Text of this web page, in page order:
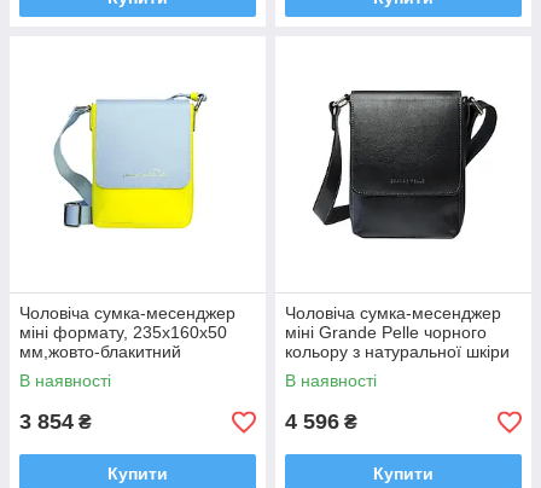
Чоловіча сумка-месенджер
міні формату, 235х160х50
мм,жовто-блакитний
В наявності
3 854 ₴
Купити
Чоловіча сумка-месенджер
міні Grande Pelle чорного
кольору з натуральної шкіри
міська для телефону та
ключів
В наявності
4 596 ₴
Купити